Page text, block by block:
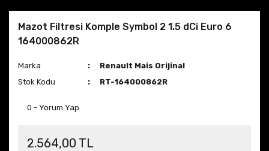
Mazot Filtresi Komple Symbol 2 1.5 dCi Euro 6
164000862R
Marka
Renault Mais Orijinal
Stok Kodu
RT-164000862R
0 - Yorum Yap
2.564,00 TL